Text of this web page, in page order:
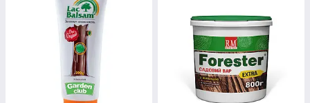
стимулює утворення калюсу (захисної тканини на
місці зрізу);
зменшує ризик зараження грибковими хворобами та
бактеріями.
Способи застосування